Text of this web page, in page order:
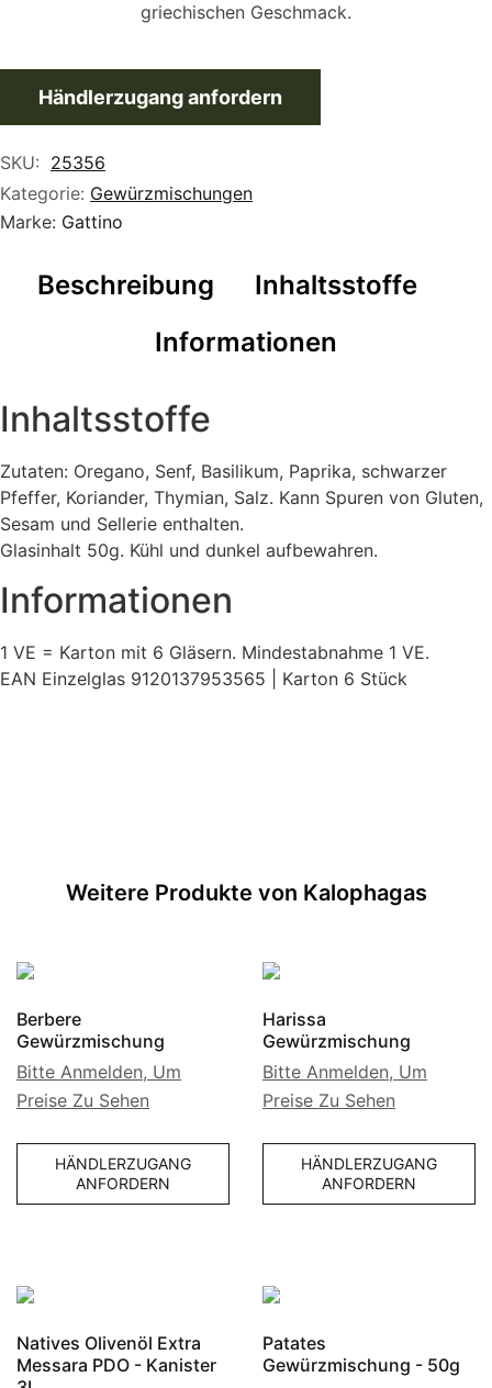
griechischen Geschmack.
Händlerzugang anfordern
SKU: 25356
Kategorie: Gewürzmischungen
Marke: Gattino
Beschreibung
Inhaltsstoffe
Informationen
Inhaltsstoffe
Zutaten: Oregano, Senf, Basilikum, Paprika, schwarzer
Pfeffer, Koriander, Thymian, Salz. Kann Spuren von Gluten,
Sesam und Sellerie enthalten.
Glasinhalt 50g. Kühl und dunkel aufbewahren.
Informationen
1 VE = Karton mit 6 Gläsern. Mindestabnahme 1 VE.
EAN Einzelglas 9120137953565 | Karton 6 Stück
Weitere Produkte von Kalophagas
Berbere
Gewürzmischung
Bitte Anmelden, Um
Preise Zu Sehen
HÄNDLERZUGANG
ANFORDERN
Harissa
Gewürzmischung
Bitte Anmelden, Um
Preise Zu Sehen
HÄNDLERZUGANG
ANFORDERN
Natives Olivenöl Extra
Messara PDO - Kanister
Patates
Gewürzmischung - 50g